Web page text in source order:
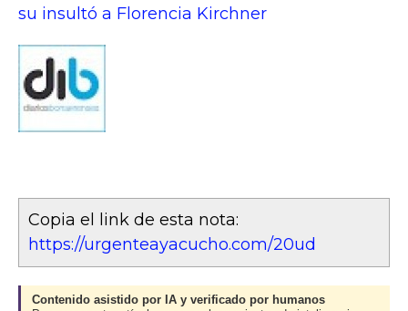
su insultó a Florencia Kirchner
Copia el link de esta nota:
https://urgenteayacucho.com/20ud
Contenido asistido por IA y verificado por humanos